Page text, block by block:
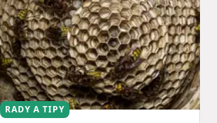
RADY A TIPY